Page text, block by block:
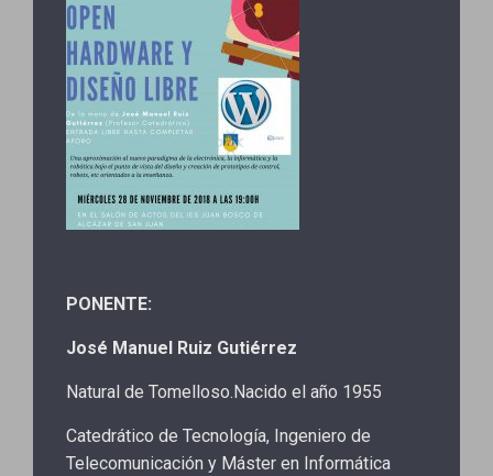
PONENTE:
José Manuel Ruiz Gutiérrez
Natural de Tomelloso.Nacido el año 1955
Catedrático de Tecnología, Ingeniero de
Telecomunicación y Máster en Informática